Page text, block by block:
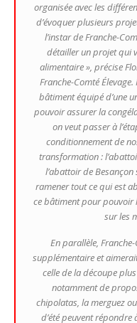
organisée avec les
d’évoquer plusieurs
l’instar de Franche-
détailler un projet qui
alimentaire », précise
Franche-Comté
bâtiment équipé d’une
pouvoir assurer la
on veut passer à
conditionnement de
transformation :
l’abattoir de
ramener tout ce qui est
ce bâtiment pour pouvoir
sur les
En parallèle,
supplémentaire et
celle de la découpe
notamment de
chipolatas, la merguez
d’été peuvent répondre